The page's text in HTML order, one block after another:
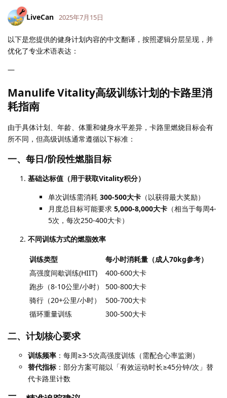
LiveCan 2025年7月15日
以下是您提供的健身计划内容的中文翻译，按照逻辑分层呈现，并
优化了专业术语表达：
—
Manulife Vitality高级训练计划的卡路里消
耗指南
由于具体计划、年龄、体重和健身水平差异，卡路里燃烧目标会有
所不同，但高级训练通常遵循以下标准：
一、每日/阶段性燃脂目标
基础达标值（用于获取Vitality积分）
单次训练需消耗 300-500大卡 （以获得最大奖励）
月度总目标可能要求 5,000-8,000大卡 （相当于每周4-
5次，每次250-400大卡）
不同训练方式的燃脂效率
训练类型
每小时消耗量（成人70kg参考）
高强度间歇训练(HIIT)
400-600大卡
跑步（8-10公里/小时）
500-800大卡
骑行（20+公里/小时）
500-700大卡
循环重量训练
300-500大卡
二、计划核心要求
训练频率 ：每周≥3-5次高强度训练（需配合心率监测）
替代指标 ：部分方案可能以「有效运动时长≥45分钟/次」替
代卡路里计数